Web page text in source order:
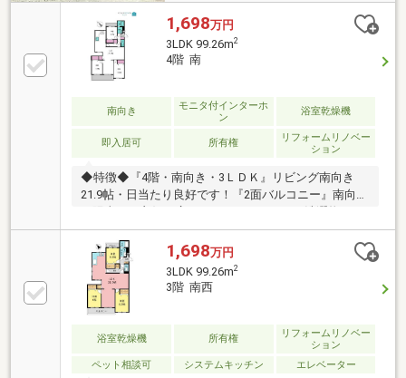
1,698万円
3LDK 99.26m2
4階 南
南向き
モニタ付インターホ
ン
浴室乾燥機
即入居可 所有権
リフォームリノベー
ション
◆特徴◆『4階・南向き・3ＬＤＫ』リビング南向き
21.9帖・日当たり良好です！『2面バルコニー』南向き
で陽当たり良好！広々としたバルコニーで洗濯物のス
ペースに困りません！◆設備仕様◆『リフォーム済』
2025年8月■水回り：洗面所、トイレ、給湯器■内装：
全室クロス、床材、網戸他◆リフォーム相談可◆ご要
望があれば物件引渡し後、ご入居前にリフォーム可能
です！ご相談ください！◆大容量収納◆全居室収納付
き、廊下収納、シューズクローゼットもあるため収納
スペースには困りません！
1,698万円
3LDK 99.26m2
3階 南西
浴室乾燥機 所有権
リフォームリノベー
ション
ペット相談可
システムキッチン エレベーター